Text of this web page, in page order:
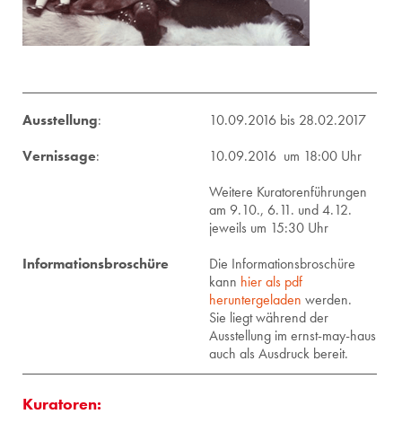
Ausstellung:
10.09.2016 bis 28.02.2017
Vernissage:
10.09.2016 um 18:00 Uhr
Weitere Kuratorenführungen
am 9.10., 6.11. und 4.12.
jeweils um 15:30 Uhr
Informationsbroschüre
Die Informationsbroschüre
kann hier als pdf
heruntergeladen werden.
Sie liegt während der
Ausstellung im ernst-may-haus
auch als Ausdruck bereit.
Kuratoren: